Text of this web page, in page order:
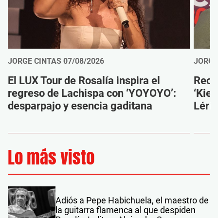
JORGE CINTAS 07/08/2026
El LUX Tour de Rosalía inspira el
regreso de Lachispa con ‘YOYOYO’:
desparpajo y esencia gaditana
Lo más visto
Adiós a Pepe Habichuela, el maestro de
la guitarra flamenca al que despiden